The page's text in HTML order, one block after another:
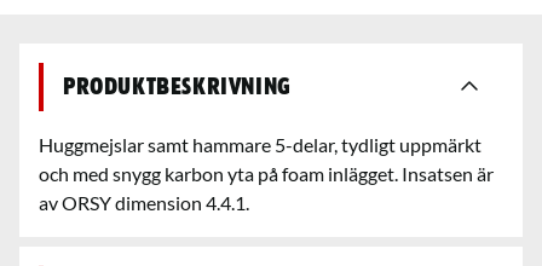
Produktbeskrivning
Huggmejslar samt hammare 5-delar, tydligt uppmärkt
och med snygg karbon yta på foam inlägget. Insatsen är
av ORSY dimension 4.4.1.